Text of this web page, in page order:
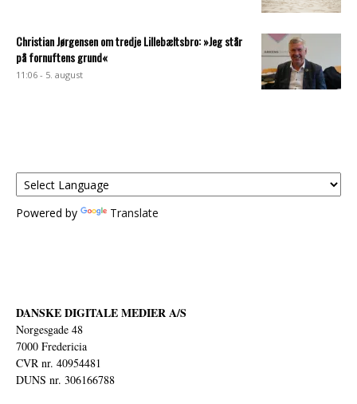
Christian Jørgensen om tredje Lillebæltsbro: »Jeg står
på fornuftens grund«
11:06 - 5. august
Powered by Translate
DANSKE DIGITALE MEDIER A/S
Norgesgade 48
7000 Fredericia
CVR nr. 40954481
DUNS nr. 306166788